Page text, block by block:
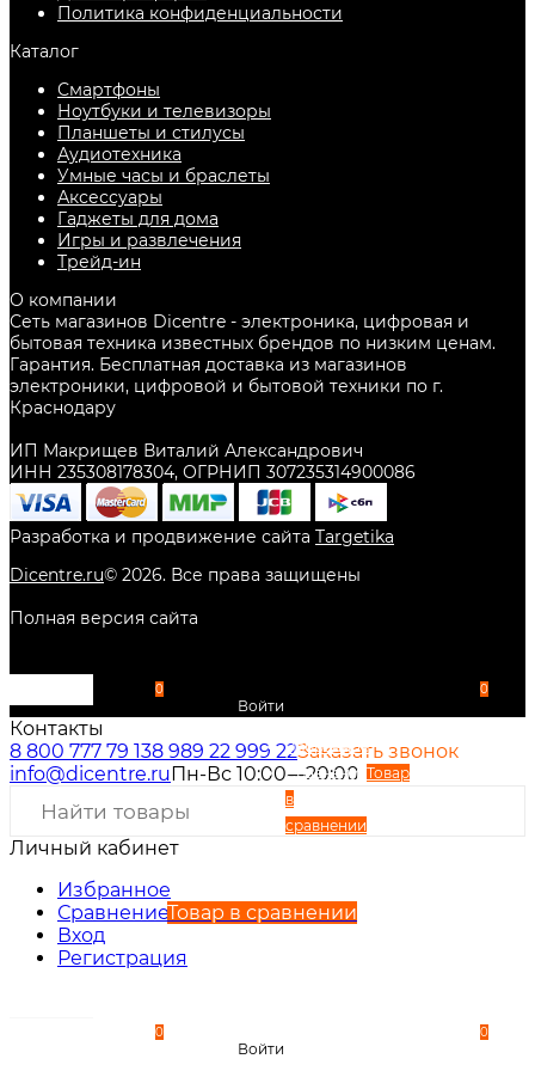
Политика конфиденциальности
Каталог
Смартфоны
Ноутбуки и телевизоры
Планшеты и стилусы
Аудиотехника
Умные часы и браслеты
Аксессуары
Гаджеты для дома
Игры и развлечения
Трейд-ин
О компании
Сеть магазинов Dicentre - электроника, цифровая и
бытовая техника известных брендов по низким ценам.
Гарантия. Бесплатная доставка из магазинов
электроники, цифровой и бытовой техники по г.
Краснодару
ИП Макрищев Виталий Александрович
ИНН 235308178304, ОГРНИП 307235314900086
Разработка и продвижение сайта Targetika
Dicentre.ru© 2026. Все права защищены
Полная версия сайта
0
Войти
Избранное
Сравнение Товар
в
сравнении
0
Контакты
8 800 777 79 138 989 22 999 22Заказать звонок
info@dicentre.ru Пн-Вс 10:00—20:00
Личный кабинет
Избранное
СравнениеТовар в сравнении
Вход
Регистрация
0
Войти
0